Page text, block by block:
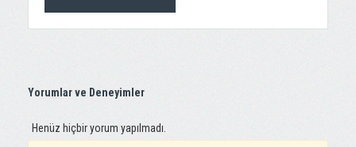
Yorumlar ve Deneyimler
Henüz hiçbir yorum yapılmadı.